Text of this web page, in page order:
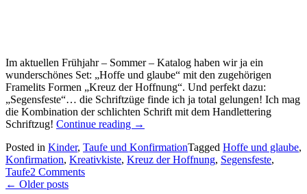
Im aktuellen Frühjahr – Sommer – Katalog haben wir ja ein
wunderschönes Set: „Hoffe und glaube“ mit den zugehörigen
Framelits Formen „Kreuz der Hoffnung“. Und perfekt dazu:
„Segensfeste“… die Schriftzüge finde ich ja total gelungen! Ich mag
die Kombination der schlichten Schrift mit dem Handlettering
Schriftzug! Continue reading „Konfirmation
drei
Teilen…
→
Posted in Kinder, Taufe und KonfirmationTagged Hoffe und glaube,
Konfirmation, Kreativkiste, Kreuz der Hoffnung, Segensfeste,
Taufe2 Comments
Posts
← Older posts